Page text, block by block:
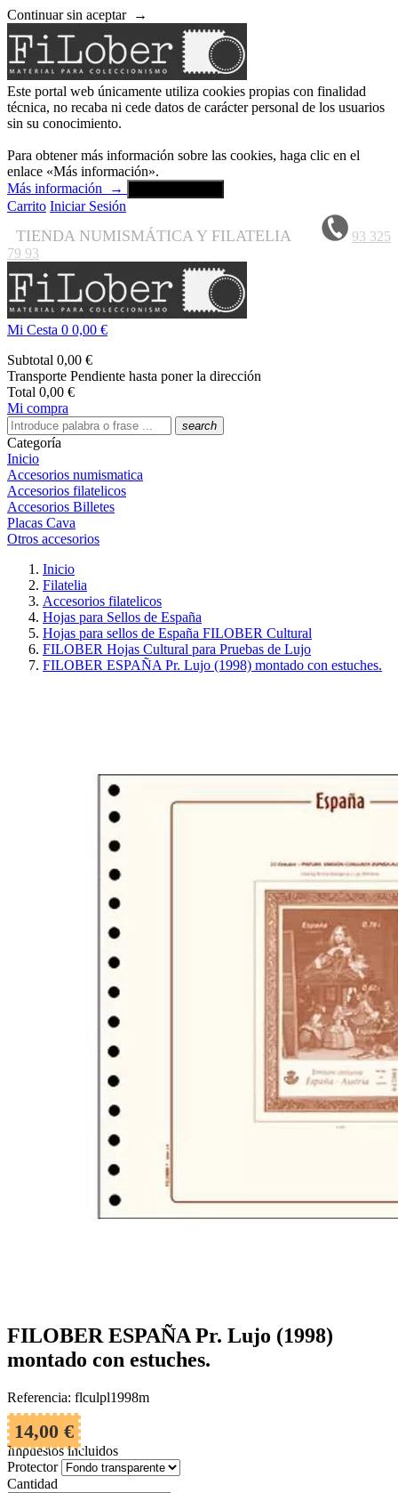
Continuar sin aceptar →
Este portal web únicamente utiliza cookies propias con finalidad
técnica, no recaba ni cede datos de carácter personal de los usuarios
sin su conocimiento.
Para obtener más información sobre las cookies, haga clic en el
enlace «Más información».
Más información
→
Carrito Iniciar Sesión
TIENDA NUMISMÁTICA Y FILATELIA
93 325
79 93
Mi Cesta 0 0,00 €
Subtotal 0,00 €
Transporte Pendiente hasta poner la dirección
Total 0,00 €
Mi compra
search
Categoría
Inicio
Accesorios numismatica
Accesorios filatelicos
Accesorios Billetes
Placas Cava
Otros accesorios
Inicio
Filatelia
Accesorios filatelicos
Hojas para Sellos de España
Hojas para sellos de España FILOBER Cultural
FILOBER Hojas Cultural para Pruebas de Lujo
FILOBER ESPAÑA Pr. Lujo (1998) montado con estuches.
FILOBER ESPAÑA Pr. Lujo (1998)
montado con estuches.
Referencia: flculpl1998m
14,00 €
Impuestos incluidos
Protector
Cantidad